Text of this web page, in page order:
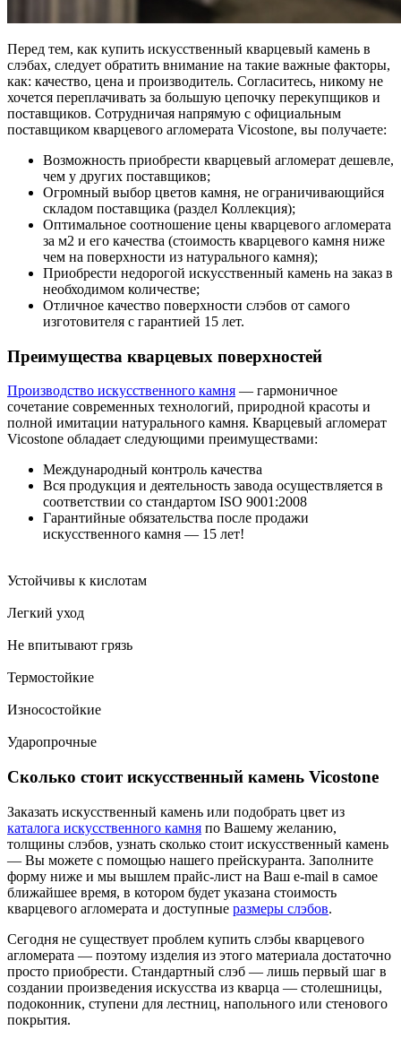
Перед тем, как купить искусственный кварцевый камень в
слэбах, следует обратить внимание на такие важные факторы,
как: качество, цена и производитель. Согласитесь, никому не
хочется переплачивать за большую цепочку перекупщиков и
поставщиков. Сотрудничая напрямую с официальным
поставщиком кварцевого агломерата Vicostone, вы получаете:
Возможность приобрести кварцевый агломерат дешевле,
чем у других поставщиков;
Огромный выбор цветов камня, не ограничивающийся
складом поставщика (раздел Коллекция);
Оптимальное соотношение цены кварцевого агломерата
за м2 и его качества (стоимость кварцевого камня ниже
чем на поверхности из натурального камня);
Приобрести недорогой искусственный камень на заказ в
необходимом количестве;
Отличное качество поверхности слэбов от самого
изготовителя с гарантией 15 лет.
Преимущества кварцевых поверхностей
Производство искусственного камня — гармоничное
сочетание современных технологий, природной красоты и
полной имитации натурального камня. Кварцевый агломерат
Vicostone обладает следующими преимуществами:
Международный контроль качества
Вся продукция и деятельность завода осуществляется в
соответствии со стандартом ISO 9001:2008
Гарантийные обязательства после продажи
искусственного камня — 15 лет!
Устойчивы к кислотам
Легкий уход
Не впитывают грязь
Термостойкие
Износостойкие
Ударопрочные
Сколько стоит искусственный камень Vicostone
Заказать искусственный камень или подобрать цвет из
каталога искусственного камня по Вашему желанию,
толщины слэбов, узнать сколько стоит искусственный камень
— Вы можете с помощью нашего прейскуранта. Заполните
форму ниже и мы вышлем прайс-лист на Ваш e-mail в самое
ближайшее время, в котором будет указана стоимость
кварцевого агломерата и доступные размеры слэбов.
Сегодня не существует проблем купить слэбы кварцевого
агломерата — поэтому изделия из этого материала достаточно
просто приобрести. Стандартный слэб — лишь первый шаг в
создании произведения искусства из кварца — столешницы,
подоконник, ступени для лестниц, напольного или стенового
покрытия.